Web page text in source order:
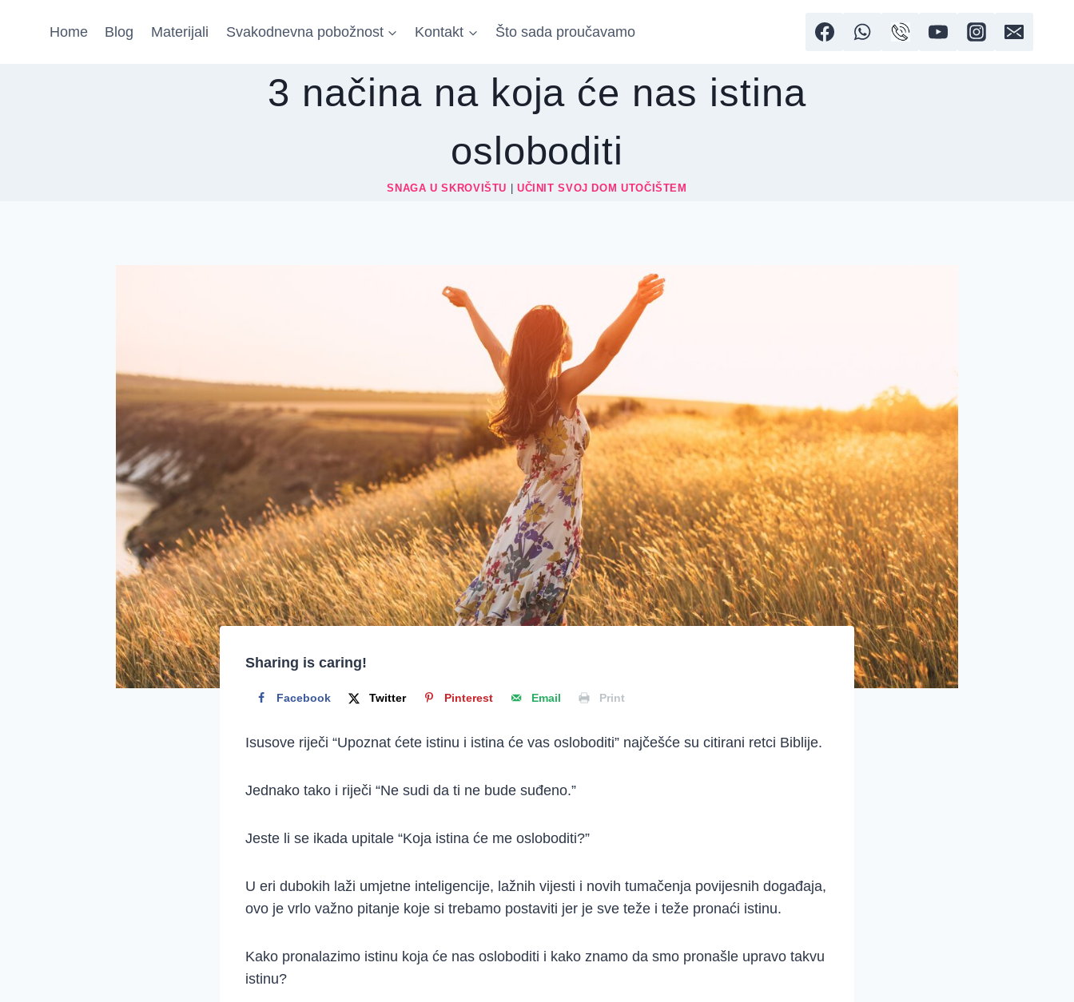
Home Blog Materijali Svakodnevna pobožnost Kontakt Što sada proučavamo
3 načina na koja će nas istina
osloboditi
SNAGA U SKROVIŠTU UČINIT SVOJ DOM UTOČIŠTEM
Sharing is caring!
Facebook Twitter Pinterest Email Print
Isusove riječi “Upoznat ćete istinu i istina će vas osloboditi” najčešće su citirani retci Biblije.
Jednako tako i riječi “Ne sudi da ti ne bude suđeno.”
Jeste li se ikada upitale “Koja istina će me osloboditi?”
U eri dubokih laži umjetne inteligencije, lažnih vijesti i novih tumačenja povijesnih događaja,
ovo je vrlo važno pitanje koje si trebamo postaviti jer je sve teže i teže pronaći istinu.
Kako pronalazimo istinu koja će nas osloboditi i kako znamo da smo pronašle upravo takvu
istinu?